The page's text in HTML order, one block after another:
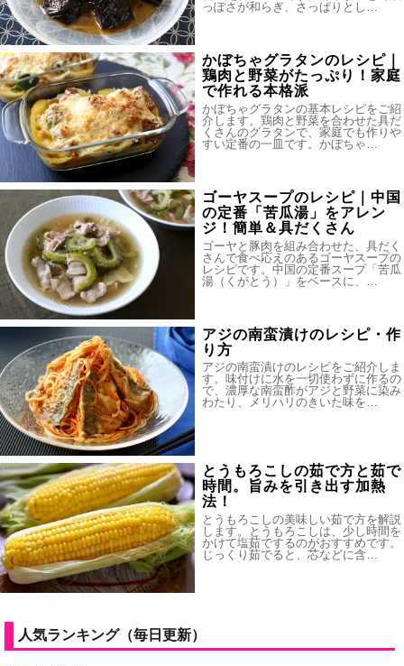
っぽさが和らぎ、さっぱりとし…
かぼちゃグラタンのレシピ｜
鶏肉と野菜がたっぷり！家庭
で作れる本格派
かぼちゃグラタンの基本レシピをご紹
介します。鶏肉と野菜を合わせた具だ
くさんのグラタンで、家庭でも作りや
すい定番の一皿です。かぼちゃ…
ゴーヤスープのレシピ｜中国
の定番「苦瓜湯」をアレン
ジ！簡単＆具だくさん
ゴーヤと豚肉を組み合わせた、具だく
さんで食べ応えのあるゴーヤスープの
レシピです。中国の定番スープ「苦瓜
湯（くがとう）」をベースに、…
アジの南蛮漬けのレシピ・作
り方
アジの南蛮漬けのレシピをご紹介しま
す。味付けに水を一切使わずに作るの
で、濃厚な南蛮酢がアジと野菜に染み
わたり、メリハリのきいた味を…
とうもろこしの茹で方と茹で
時間。旨みを引き出す加熱
法！
とうもろこしの美味しい茹で方を解説
します。とうもろこしは、少し時間を
かけて塩茹でするのがおすすめです。
じっくり茹でると、芯などに含…
人気ランキング（毎日更新）